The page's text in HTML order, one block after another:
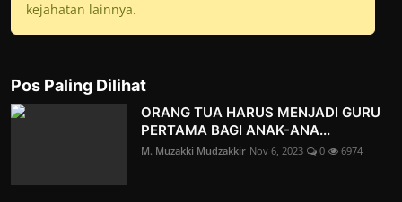
kejahatan lainnya.
Pos Paling Dilihat
ORANG TUA HARUS MENJADI GURU
PERTAMA BAGI ANAK-ANA...
M. Muzakki Mudzakkir Nov 6, 2023 0 6974